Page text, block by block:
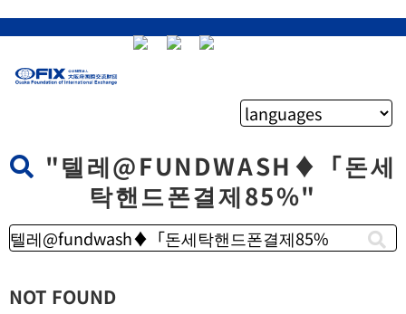
"텔레@FUNDWASH♦「돈세
탁핸드폰결제85%"
NOT FOUND